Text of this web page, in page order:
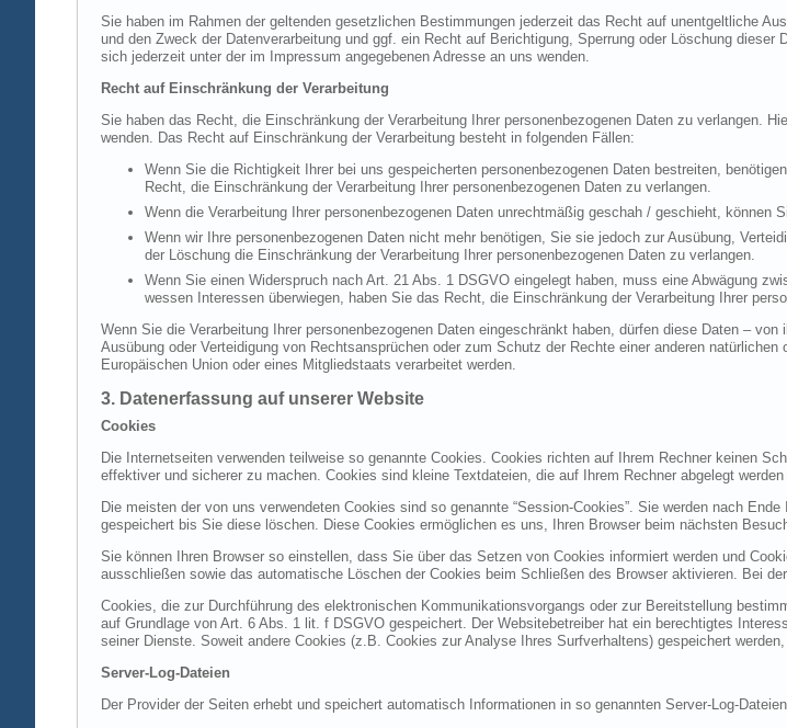
Sie haben im Rahmen der geltenden gesetzlichen Bestimmungen jederzeit das Recht auf unentgeltliche
und den Zweck der Datenverarbeitung und ggf. ein Recht auf Berichtigung, Sperrung oder Löschung
sich jederzeit unter der im Impressum angegebenen Adresse an uns wenden.
Recht auf Einschränkung der Verarbeitung
Sie haben das Recht, die Einschränkung der Verarbeitung Ihrer personenbezogenen Daten zu verlangen.
wenden. Das Recht auf Einschränkung der Verarbeitung besteht in folgenden Fällen:
Wenn Sie die Richtigkeit Ihrer bei uns gespeicherten personenbezogenen Daten bestreiten,
Recht, die Einschränkung der Verarbeitung Ihrer personenbezogenen Daten zu verlangen.
Wenn die Verarbeitung Ihrer personenbezogenen Daten unrechtmäßig geschah / geschieht, können
Wenn wir Ihre personenbezogenen Daten nicht mehr benötigen, Sie sie jedoch zur Ausübung,
der Löschung die Einschränkung der Verarbeitung Ihrer personenbezogenen Daten zu verlangen.
Wenn Sie einen Widerspruch nach Art. 21 Abs. 1 DSGVO eingelegt haben, muss eine Abwägung
wessen Interessen überwiegen, haben Sie das Recht, die Einschränkung der Verarbeitung Ihrer
Wenn Sie die Verarbeitung Ihrer personenbezogenen Daten eingeschränkt haben, dürfen diese Daten –
Ausübung oder Verteidigung von Rechtsansprüchen oder zum Schutz der Rechte einer anderen
Europäischen Union oder eines Mitgliedstaats verarbeitet werden.
3. Datenerfassung auf unserer Website
Cookies
Die Internetseiten verwenden teilweise so genannte Cookies. Cookies richten auf Ihrem Rechner keinen
effektiver und sicherer zu machen. Cookies sind kleine Textdateien, die auf Ihrem Rechner abgelegt
Die meisten der von uns verwendeten Cookies sind so genannte “Session-Cookies”. Sie werden nach
gespeichert bis Sie diese löschen. Diese Cookies ermöglichen es uns, Ihren Browser beim nächsten
Sie können Ihren Browser so einstellen, dass Sie über das Setzen von Cookies informiert werden und
ausschließen sowie das automatische Löschen der Cookies beim Schließen des Browser aktivieren. Bei
Cookies, die zur Durchführung des elektronischen Kommunikationsvorgangs oder zur Bereitstellung
auf Grundlage von Art. 6 Abs. 1 lit. f DSGVO gespeichert. Der Websitebetreiber hat ein berechtigtes
seiner Dienste. Soweit andere Cookies (z.B. Cookies zur Analyse Ihres Surfverhaltens) gespeichert
Server-Log-Dateien
Der Provider der Seiten erhebt und speichert automatisch Informationen in so genannten Server-Log-